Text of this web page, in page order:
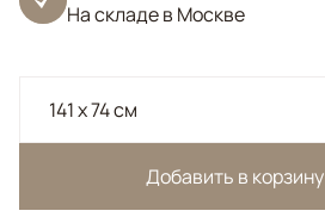
На складе в Москве
141 x 74 см
Добавить в корзину